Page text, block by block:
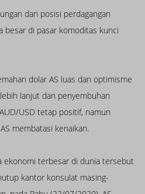
dari posisi perdagangan
besar di pasar komoditas kunci
dolar AS luas dan optimisme
lanjut dan penyembuhan
USD tetap positif, namun
membatasi kenaikan.
ekonomi terbesar di dunia tersebut
kantor konsulat masing-